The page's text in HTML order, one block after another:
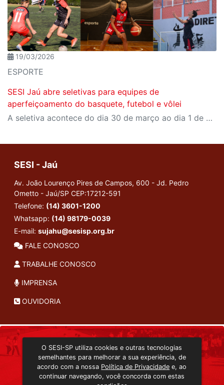
19/03/2026
ESPORTE
SESI Jaú abre seletivas para equipes de
aperfeiçoamento do basquete, futebol e vôlei
A seletiva acontece do dia 30 de março ao dia 1 de abril; inscrições abertas
SESI - Jaú
Av. João Lourenço Pires de Campos, 600 - Jd. Pedro
Ometto - Jaú/SP CEP:17212-591
Telefone: (14) 3601-1200
Whatsapp: (14) 98179-0039
E-mail: sujahu@sesisp.org.br
FALE CONOSCO
TRABALHE CONOSCO
IMPRENSA
OUVIDORIA
TRANSMISSÃO ON-LINE
EDITORA SESI-SP
CONSULTA AO ACERVO
O SESI-SP utiliza cookies e outras tecnologias
semelhantes para melhorar a sua experiência, de
acordo com a nossa Política de Privacidade e, ao
continuar navegando, você concorda com estas